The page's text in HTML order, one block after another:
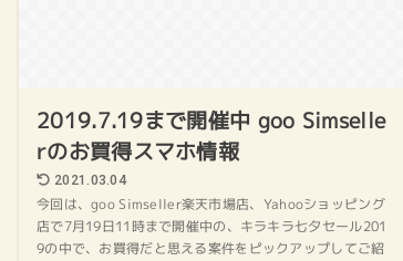
2019.7.19まで開催中 goo Simselle
rのお買得スマホ情報
2021.03.04
今回は、goo Simseller楽天市場店、Yahooショッピング
店で7月19日11時まで開催中の、キラキラ七夕セール201
9の中で、お買得だと思える案件をピックアップしてご紹